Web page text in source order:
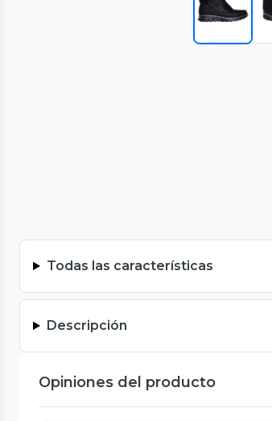
Todas las características
Descripción
Opiniones del producto